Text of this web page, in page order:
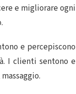
e migliorare ogni
e percepiscono
I clienti sentono e